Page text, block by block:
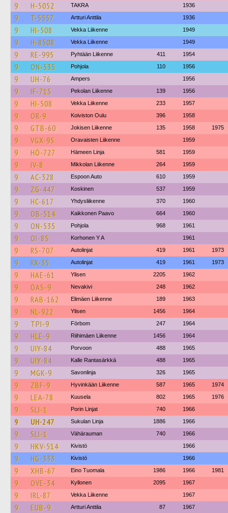
9 H-5052 TAKRA 1936
9 T-5557 Artturi Anttila 1936
9 HI-508 Vekka Liikenne 1949
9 H-8508 Vekka Liikenne 1949
9 RE-995 Pyhtään Liikenne 411 1954
9 ON-535 Pohjola 110 1956
9 UH-76 Ampers 1956
9 IF-715 Pekolan Liikenne 139 1956
9 HI-508 Vekka Liikenne 233 1957
9 OR-9 Koiviston Oulu 396 1958
9 GTB-60 Jokisen Liikenne 135 1958 1975
9 VGX-95 Oravaisten Liikenne 1959
9 HÖ-727 Hämeen Linja 581 1959
9 IV-8 Mikkolan Liikenne 264 1959
9 AC-328 Espoon Auto 610 1959
9 ZG-447 Koskinen 537 1959
9 HC-617 Yhdysliikenne 370 1960
9 OB-514 Kaikkonen Paavo 664 1960
9 ON-535 Pohjola 968 1961
9 OI-85 Korhonen Y A 1961
9 RS-707 Autolinjat 419 1961 1973
9 RX-35 Autolinjat 419 1961 1973
9 HAE-61 Ylisen 2205 1962
9 OAS-9 Nevakivi 248 1962
9 RAB-162 Elimäen Liikenne 189 1963
9 NL-922 Ylisen 1456 1964
9 TPI-9 Förbom 247 1964
9 HLE-9 Riihimäen Liikenne 1456 1964
9 UIY-84 Porvoon 488 1965
9 UIY-84 Kalle Rantasärkkä 488 1965
9 MGK-9 Savonlinja 326 1965
9 ZBF-9 Hyvinkään Liikenne 587 1965 1974
9 LEA-78 Kuusela 802 1965 1976
9 SLI-1 Porin Linjat 740 1966
9 UH-247 Sukulan Linja 1886 1966
9 SLI-1 Vähärauman 740 1966
9 HKV-514 Kivistö 1966
9 HG-333 Kivistö 1966
9 XHB-67 Eino Tuomala 1986 1966 1981
9 OVE-34 Kyllonen 2095 1967
9 IRL-87 Vekka Liikenne 1967
9 EUB-9 Artturi Anttila 87 1967